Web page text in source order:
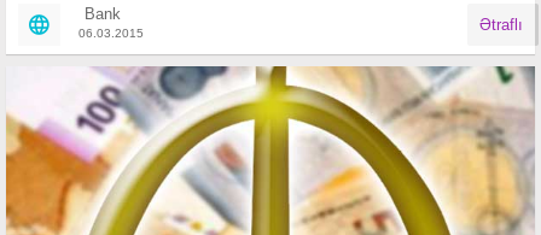
Bank
06.03.2015 Ətraflı